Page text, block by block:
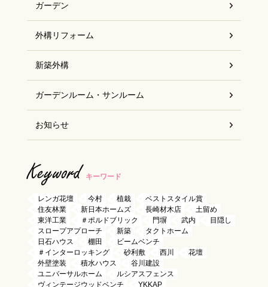
ガーデン
外構リフォーム
新築外構
ガーデンルーム・サンルーム
お知らせ
Keyword キーワード
レンガ花壇 今村 植栽
ベストスタイル賞
住友林業
新日本ホームズ 長崎材木店
土留め
東洋工業
＃ポルドブリック 門塀 武内
目隠し
スロープアプローチ
新築
タクトホーム
日石ハウス
棚田
ビームベンチ
＃インターロッキング
砂利敷 西川
花壇
外壁塗装
積水ハウス
谷川建設
ユニバーサルホーム
ルシアスフェンス
ヴィンテージウッドベンチ
YKKAP